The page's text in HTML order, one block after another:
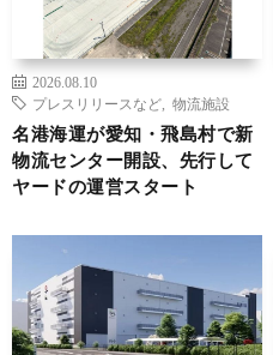
2026.08.10
プレスリリースなど
物流施設
名港海運が愛知・飛島村で新
物流センター開設、先行して
ヤードの運営スタート